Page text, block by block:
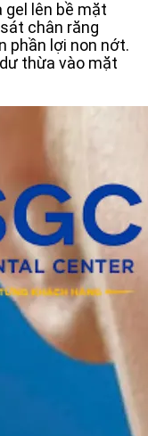
gel lên bề mặt
chân răng
phần lợi non nớt.
thừa vào mặt